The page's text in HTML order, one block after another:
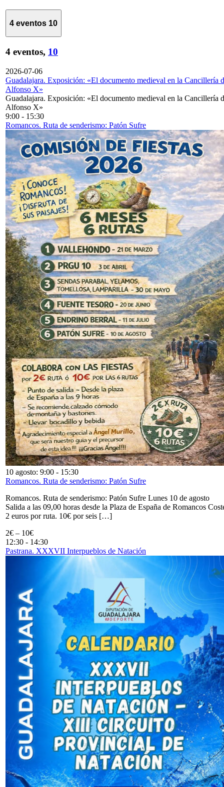
4 eventos 10
4 eventos, 10
2026-07-06
Guadalajara. Exposición: «El documento medieval en la Cancillería
Alfonso X»
Guadalajara. Exposición: «El documento medieval en la Cancillería
Alfonso X»
9:00 - 15:30
Romancos. Ruta de senderismo: Patón Sufre
10 agosto: 9:00 - 15:30
Romancos. Ruta de senderismo: Patón Sufre
Romancos. Ruta de senderismo: Patón Sufre Lunes 10 de agosto
Salida a las 09,00 horas desde la Plaza de España de Romancos
2 euros por ruta. 10€ por seis […]
2€ – 10€
12:30 - 14:30
Pastrana. XXXVII Interpueblos de Natación